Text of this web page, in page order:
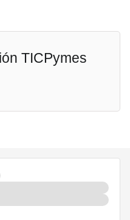
TICPymes